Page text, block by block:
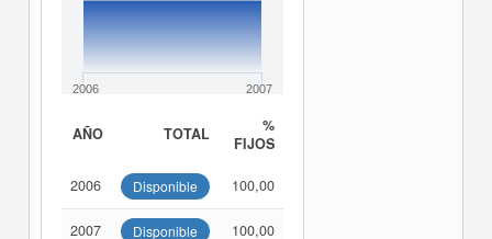
2006 2007
AÑO TOTAL
%
FIJOS
2006 Disponible 100,00
2007 Disponible 100,00